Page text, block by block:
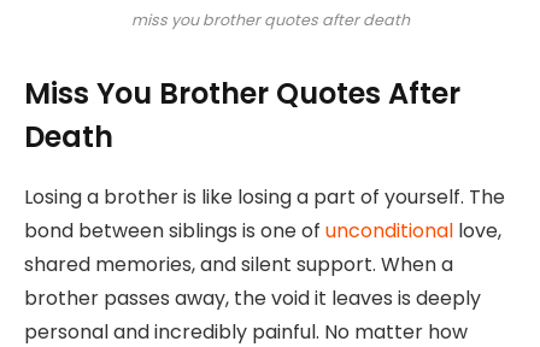
miss you brother quotes after death
Miss You Brother Quotes After
Death
Losing a brother is like losing a part of yourself. The
bond between siblings is one of unconditional love,
shared memories, and silent support. When a
brother passes away, the void it leaves is deeply
personal and incredibly painful. No matter how